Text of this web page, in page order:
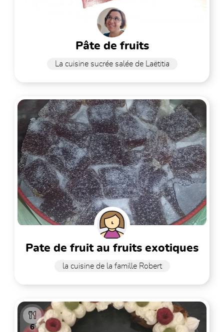
pâte de fruits
La cuisine sucrée salée de Laëtitia
pate de fruit au fruits exotiques
la cuisine de la famille Robert
6